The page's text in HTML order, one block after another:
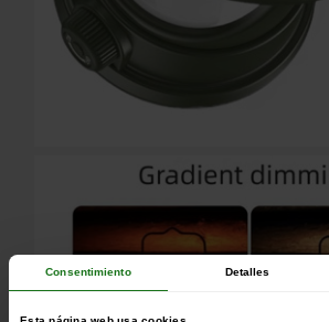
Consentimiento Detalles